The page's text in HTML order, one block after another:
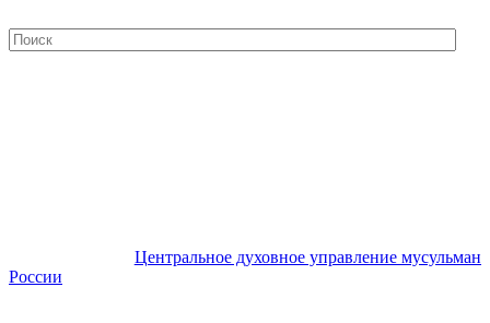
Центральное духовное управление мусульман
России